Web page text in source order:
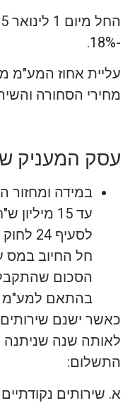
-18%.
מחירי הסחורה
עסק המעניק
במידה ומחזור
עד 15
לסעיף
חל החיוב במס
הסכום
בהתאם למע"מ
כאשר ישנם
לאותה שנה שניתנה
התשלום:
א. שירותים